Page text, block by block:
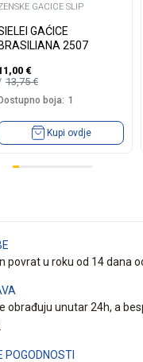
GACICE SLIP
GAĆICE
BRASILIANA 2507
€
13,75€
Dostupno boja: 1
Kupi ovdje
povrat u roku od 14 dana
obrađuju unutar 24h, a
POGODNOSTI